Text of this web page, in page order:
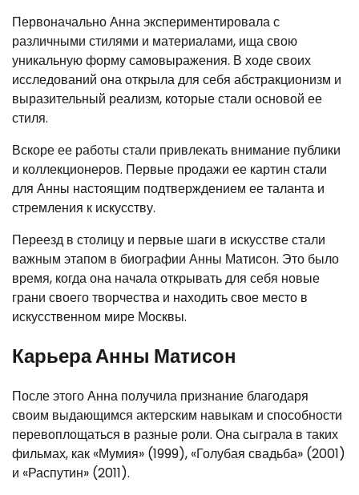
Первоначально Анна экспериментировала с
различными стилями и материалами, ища свою
уникальную форму самовыражения. В ходе своих
исследований она открыла для себя абстракционизм и
выразительный реализм, которые стали основой ее
стиля.
Вскоре ее работы стали привлекать внимание публики
и коллекционеров. Первые продажи ее картин стали
для Анны настоящим подтверждением ее таланта и
стремления к искусству.
Переезд в столицу и первые шаги в искусстве стали
важным этапом в биографии Анны Матисон. Это было
время, когда она начала открывать для себя новые
грани своего творчества и находить свое место в
искусственном мире Москвы.
Карьера Анны Матисон
После этого Анна получила признание благодаря
своим выдающимся актерским навыкам и способности
перевоплощаться в разные роли. Она сыграла в таких
фильмах, как «Мумия» (1999), «Голубая свадьба» (2001)
и «Распутин» (2011).